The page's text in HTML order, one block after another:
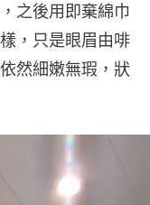
之後用即棄綿巾
，只是眼眉由啡
然細嫩無瑕，狀